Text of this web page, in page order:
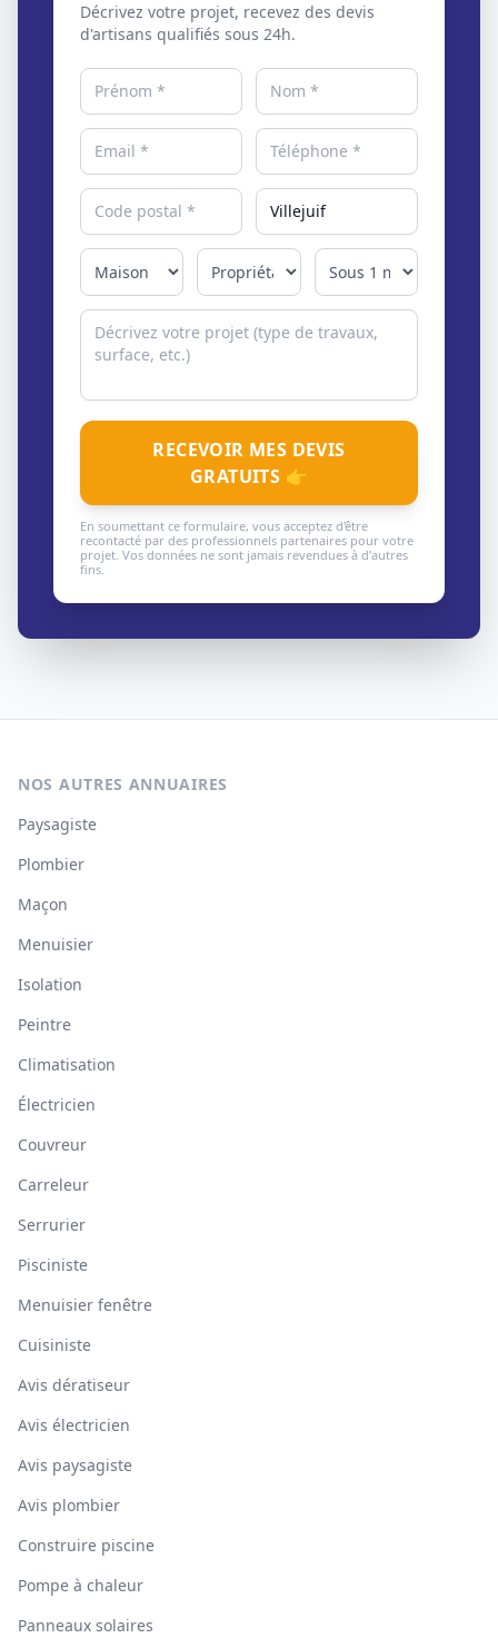
Décrivez votre projet, recevez des devis
d'artisans qualifiés sous 24h.
RECEVOIR MES DEVIS
GRATUITS 👉
En soumettant ce formulaire, vous acceptez d'être
recontacté par des professionnels partenaires pour votre
projet. Vos données ne sont jamais revendues à d'autres
fins.
NOS AUTRES ANNUAIRES
Paysagiste
Plombier
Maçon
Menuisier
Isolation
Peintre
Climatisation
Électricien
Couvreur
Carreleur
Serrurier
Pisciniste
Menuisier fenêtre
Cuisiniste
Avis dératiseur
Avis électricien
Avis paysagiste
Avis plombier
Construire piscine
Pompe à chaleur
Panneaux solaires